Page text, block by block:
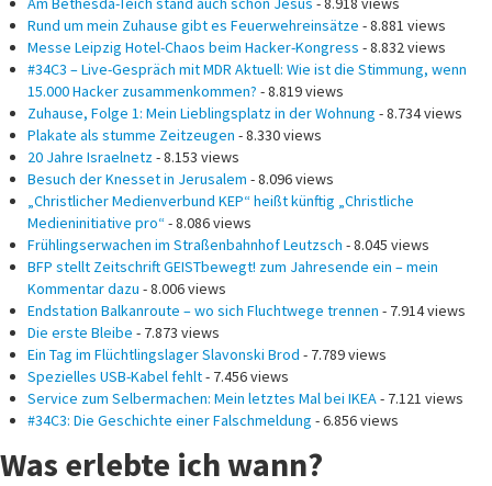
Rund um mein Zuhause gibt es Feuerwehreinsätze - 8.881 views
Messe Leipzig Hotel-Chaos beim Hacker-Kongress - 8.832 views
#34C3 – Live-Gespräch mit MDR Aktuell: Wie ist die Stimmung, wenn
15.000 Hacker zusammenkommen? - 8.819 views
Zuhause, Folge 1: Mein Lieblingsplatz in der Wohnung - 8.734 views
Plakate als stumme Zeitzeugen - 8.330 views
20 Jahre Israelnetz - 8.153 views
Besuch der Knesset in Jerusalem - 8.096 views
„Christlicher Medienverbund KEP“ heißt künftig „Christliche
Medieninitiative pro“- 8.086 views
Frühlingserwachen im Straßenbahnhof Leutzsch - 8.045 views
BFP stellt Zeitschrift GEISTbewegt! zum Jahresende ein – mein
Kommentar dazu - 8.006 views
Endstation Balkanroute – wo sich Fluchtwege trennen - 7.914 views
Die erste Bleibe - 7.873 views
Ein Tag im Flüchtlingslager Slavonski Brod - 7.789 views
Spezielles USB-Kabel fehlt- 7.456 views
Service zum Selbermachen: Mein letztes Mal bei IKEA - 7.121 views
#34C3: Die Geschichte einer Falschmeldung - 6.856 views
Was erlebte ich wann?